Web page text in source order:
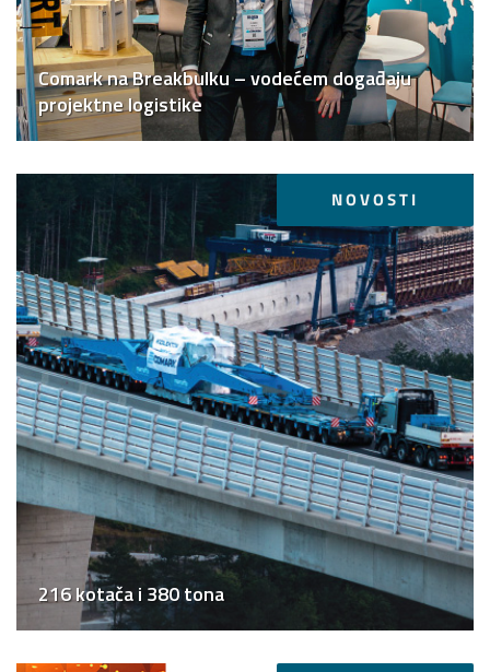
Comark na Breakbulku – vodećem događaju
projektne logistike
NOVOSTI
216 kotača i 380 tona